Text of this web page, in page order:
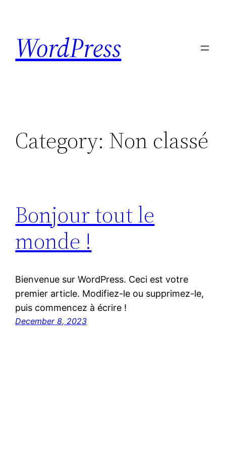
content
WordPress
Category: Non classé
Bonjour tout le
monde !
Bienvenue sur WordPress. Ceci est votre
premier article. Modifiez-le ou supprimez-le,
puis commencez à écrire !
December 8, 2023